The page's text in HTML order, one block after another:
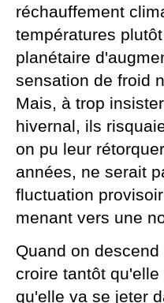
réchauffement
températures
planétaire
sensation de froid
Mais, à trop
hivernal, ils
on pu leur
années, ne serait
fluctuation
menant vers une
Quand on
croire tantôt
qu'elle va se jeter